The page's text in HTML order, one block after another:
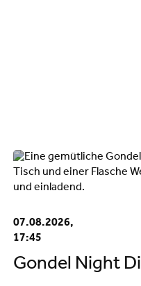
07.08.2026,
17:45
Gondel Night